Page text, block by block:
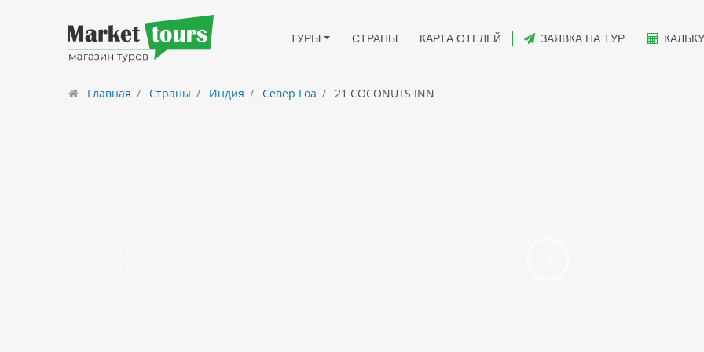
ТУРЫ СТРАНЫ КАРТА ОТЕЛЕЙ ЗАЯВКА НА ТУР
Главная Страны Индия Север Гоа 21 COCONUTS INN